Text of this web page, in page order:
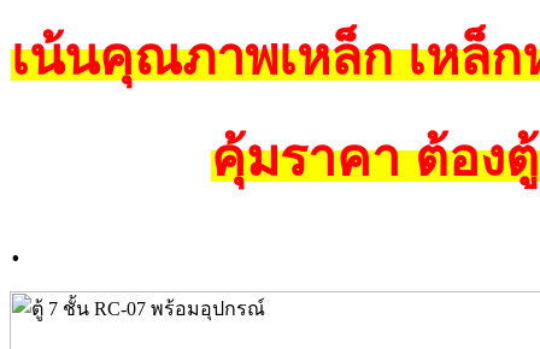
เน้นคุณภาพเหล็ก เหล็
คุ้มราคา ต้อง
.